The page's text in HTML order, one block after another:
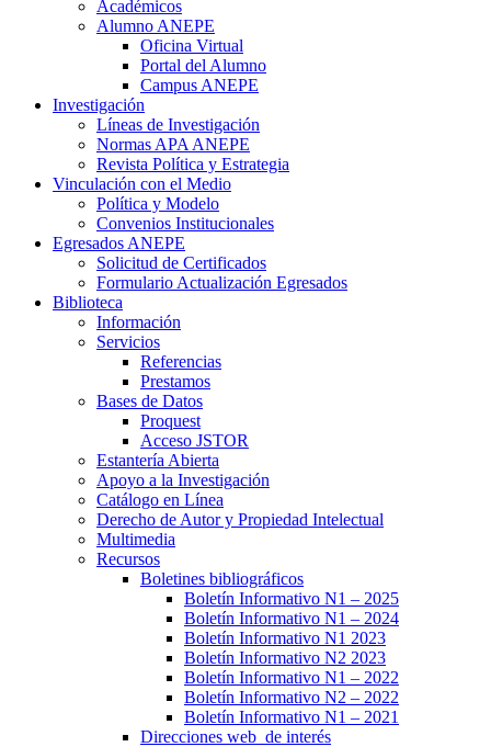
Académicos
Alumno ANEPE
Oficina Virtual
Portal del Alumno
Campus ANEPE
Investigación
Líneas de Investigación
Normas APA ANEPE
Revista Política y Estrategia
Vinculación con el Medio
Política y Modelo
Convenios Institucionales
Egresados ANEPE
Solicitud de Certificados
Formulario Actualización Egresados
Biblioteca
Información
Servicios
Referencias
Prestamos
Bases de Datos
Proquest
Acceso JSTOR
Estantería Abierta
Apoyo a la Investigación
Catálogo en Línea
Derecho de Autor y Propiedad Intelectual
Multimedia
Recursos
Boletines bibliográficos
Boletín Informativo N1 – 2025
Boletín Informativo N1 – 2024
Boletín Informativo N1 2023
Boletín Informativo N2 2023
Boletín Informativo N1 – 2022
Boletín Informativo N2 – 2022
Boletín Informativo N1 – 2021
Direcciones web de interés